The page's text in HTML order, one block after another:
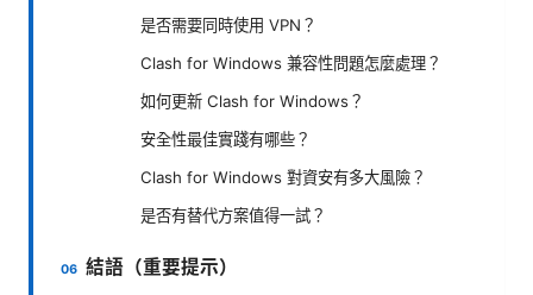
是否需要同時使用 VPN？
Clash for Windows 兼容性問題怎麼處理？
如何更新 Clash for Windows？
安全性最佳實踐有哪些？
Clash for Windows 對資安有多大風險？
是否有替代方案值得一試？
結語（重要提示）